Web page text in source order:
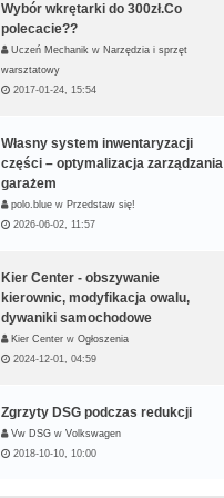
Wybór wkrętarki do 300zł.Co
polecacie??
Uczeń Mechanik w Narzędzia i sprzęt
warsztatowy
2017-01-24, 15:54
Własny system inwentaryzacji
części – optymalizacja zarządzania
garażem
polo.blue w Przedstaw się!
2026-06-02, 11:57
Kier Center - obszywanie
kierownic, modyfikacja owalu,
dywaniki samochodowe
Kier Center w Ogłoszenia
2024-12-01, 04:59
Zgrzyty DSG podczas redukcji
Vw DSG w Volkswagen
2018-10-10, 10:00